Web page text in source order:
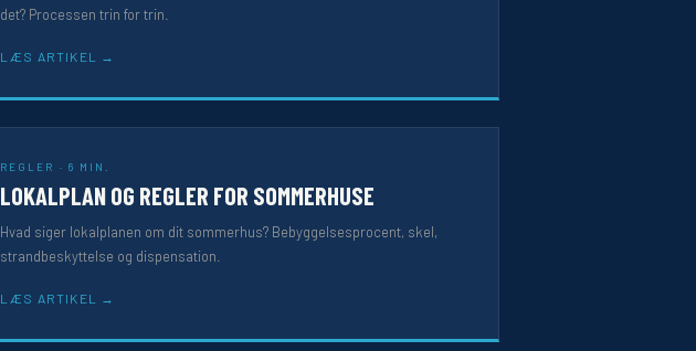
det? Processen trin for trin.
LÆS ARTIKEL
REGLER · 6 MIN.
LOKALPLAN OG REGLER FOR SOMMERHUSE
Hvad siger lokalplanen om dit sommerhus? Bebyggelsesprocent, skel,
strandbeskyttelse og dispensation.
LÆS ARTIKEL